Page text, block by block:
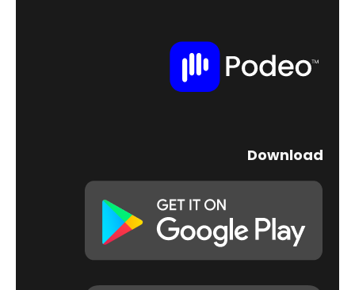
Download